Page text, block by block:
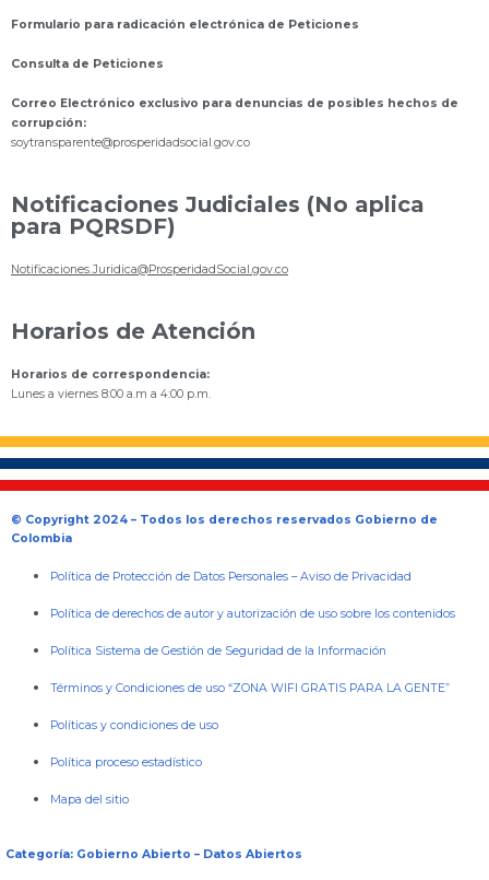
Formulario para radicación electrónica de Peticiones
Consulta de Peticiones
Correo Electrónico exclusivo para denuncias de posibles hechos de
corrupción:
soytransparente@prosperidadsocial.gov.co
Notificaciones Judiciales (No aplica
para PQRSDF)
Notificaciones.Juridica@ProsperidadSocial.gov.co
Horarios de Atención
Horarios de correspondencia:
Lunes a viernes 8:00 a.m a 4:00 p.m.
© Copyright 2024 – Todos los derechos reservados Gobierno de
Colombia
Política de Protección de Datos Personales –Aviso de Privacidad
Política de derechos de autor y autorización de uso sobre los contenidos
Política Sistema de Gestión de Seguridad de la Información
Términos y Condiciones de uso “ZONA WIFI GRATIS PARA LA GENTE”
Políticas y condiciones de uso
Política proceso estadístico
Mapa del sitio
Categoría: Gobierno Abierto – Datos Abiertos